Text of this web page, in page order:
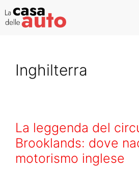
Inghilterra
La leggenda del
Brooklands: dove
motorismo inglese